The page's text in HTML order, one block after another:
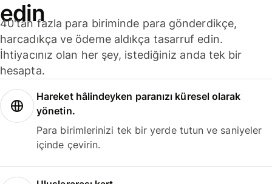
edin
40'tan fazla para biriminde para gönderdikçe,
harcadıkça ve ödeme aldıkça tasarruf edin.
İhtiyacınız olan her şey, istediğiniz anda tek bir
hesapta.
Hareket hâlindeyken paranızı küresel olarak
yönetin.
Para birimlerinizi tek bir yerde tutun ve saniyeler
içinde çevirin.